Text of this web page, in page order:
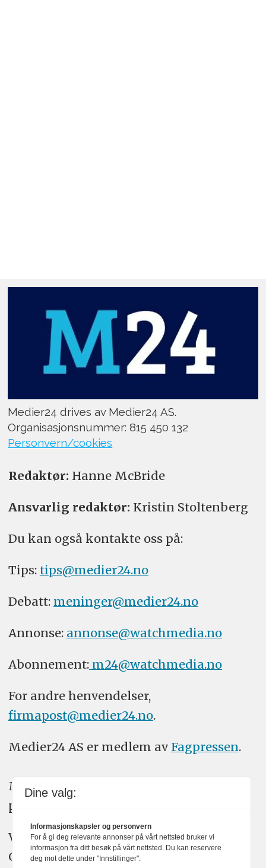
Medier24 drives av Medier24 AS.
Organisasjonsnummer: 815 450 132
Personvern/cookies
Redaktør: Hanne McBride
Ansvarlig redaktør: Kristin Stoltenberg
Du kan også kontakte oss på:
Tips: tips@medier24.no
Debatt: meninger@medier24.no
Annonse: annonse@watchmedia.no
Abonnement:m24@watchmedia.no
For andre henvendelser,
firmapost@medier24.no.
Medier24 AS er medlem av Fagpressen.
Medier24 arbeider etter Vær Varsom-
plakatens regler for god presseskikk.
Vi bruker KI-verktøy som ChatGPT,
Claude, og Gemini i journalistikken vår.
Dine valg:
Informasjonskapsler og personvern
For å gi deg relevante annonser på vårt nettsted bruker vi
informasjon fra ditt besøk på vårt nettsted. Du kan reservere
deg mot dette under "Innstillinger".